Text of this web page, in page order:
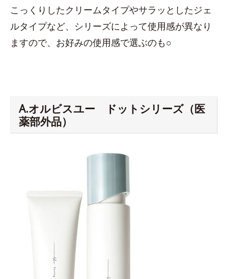
こっくりしたクリームタイプやサラッとしたジェ
ルタイプなど、シリーズによって使用感が異なり
ますので、お好みの使用感で選ぶのも○
A.オルビスユー ドットシリーズ（医
薬部外品）